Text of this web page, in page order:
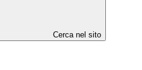
Cerca nel sito